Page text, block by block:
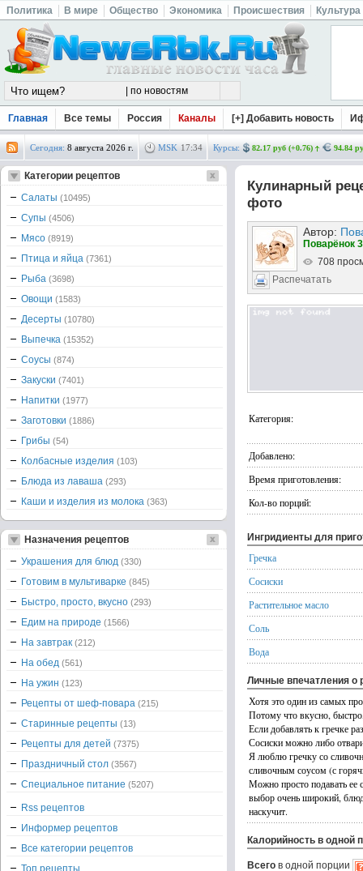
Политика В мире Общество Экономика Происшествия Культура
Главная Все темы Россия Каналы [+] Добавить новость
Сегодня: 8 августа 2026 г. MSK 17:34 Курсы: 82.17 руб (+0.76) 94.84
Кулинарный
фото
Автор:
Поварёнок
708
Распечатать
Категория:
Добавлено:
Время приготовления:
Кол-во порций:
Ингридиенты для
Гречка
Сосиски
Растительное масло
Соль
Вода
Личные впечатления о
Хотя это один из самых
Потому что вкусно,
Если добавлять к гречке
Сосиски можно либо
Я люблю гречку со
сливочным соусом (с
Можно просто подавать ее
выбор очень широкий,
наскучит.
Калорийность в одной
Всего в одной порции
Категории рецептов
Салаты (10495)
Супы (4506)
Мясо (8919)
Птица и яйца (7361)
Рыба (3698)
Овощи (1583)
Десерты (10780)
Выпечка (15352)
Соусы (874)
Закуски (7401)
Напитки (1977)
Заготовки (1886)
Грибы (54)
Колбасные изделия (103)
Блюда из лаваша (293)
Каши и изделия из молока (363)
Назначения рецептов
Украшения для блюд (330)
Готовим в мультиварке (845)
Быстро, просто, вкусно (293)
Едим на природе (1566)
На завтрак (212)
На обед (561)
На ужин (123)
Рецепты от шеф-повара (215)
Старинные рецепты (13)
Рецепты для детей (7375)
Праздничный стол (3567)
Специальное питание (5207)
Rss рецептов
Информер рецептов
Все категории рецептов
Топ рецепты